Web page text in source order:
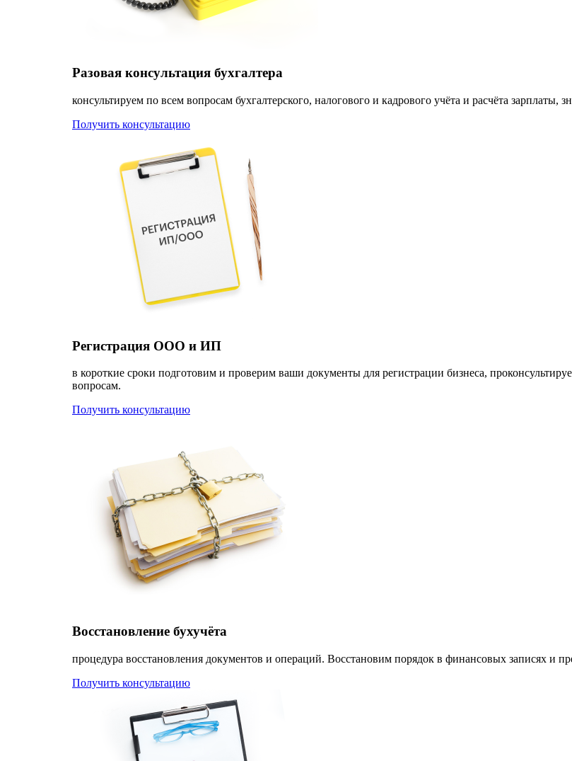
Разовая консультация бухгалтера
консультируем по всем вопросам бухгалтерского, налогового и кадрового учёта и расчёта зарплаты,
Получить консультацию
Регистрация ООО и ИП
в короткие сроки подготовим и проверим ваши документы для регистрации бизнеса,
вопросам.
Получить консультацию
Восстановление бухучёта
процедура восстановления документов и операций. Восстановим порядок в финансовых записях и
Получить консультацию